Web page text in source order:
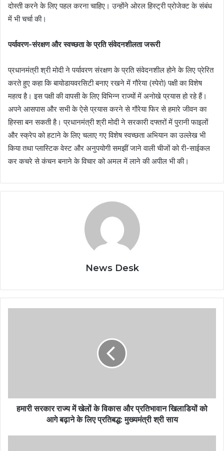
दोस्ती करने के लिए पहल करना चाहिए। उन्होंने ओरल हिस्ट्री प्रोजेक्ट के संबंध
में भी चर्चा की।
पर्यावरण-संरक्षण और स्वच्छता के प्रति संवेदनशीलता जरूरी
प्रधानमंत्री श्री मोदी ने पर्यावरण संरक्षण के प्रति संवेदनशील होने के लिए प्रेरित
करते हुए कहा कि बायोडायवरसिटी बनाए रखने में गौरेया (स्पेरो) पक्षी का विशेष
महत्व है। इस पक्षी की वापसी के लिए विभिन्न राज्यों में अनोखे प्रयास हो रहे हैं।
अपने आसपास और सभी के ऐसे प्रयास करने से गौरेया फिर से हमारे जीवन का
हिस्सा बन सकती है। प्रधानमंत्री श्री मोदी ने सरकारी दफ्तरों में पुरानी फाइलों
और स्क्रेप को हटाने के लिए चलाए गए विशेष स्वच्छता अभियान का उल्लेख भी
किया तथा प्लास्टिक वेस्ट और अनुपयोगी समझीं जाने वाली चीजों को री-साईकल
कर कचरे से कंचन बनाने के विचार को अमल में लाने की अपील भी की।
News Desk
हमारी सरकार राज्य में खेलों के विकास और प्रतिभावान खिलाडियों को
आगे बढ़ाने के लिए प्रतिबद्ध: मुख्यमंत्री श्री साय